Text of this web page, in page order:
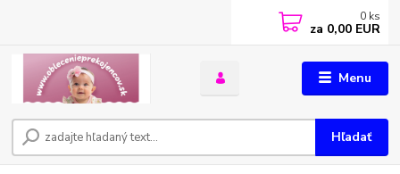
Menu
Hľadať
0 ks
za 0,00 EUR